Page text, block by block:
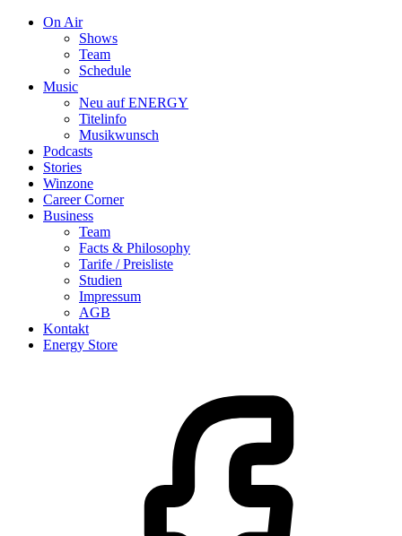
On Air
Shows
Team
Schedule
Music
Neu auf ENERGY
Titelinfo
Musikwunsch
Podcasts
Stories
Winzone
Career Corner
Business
Team
Facts & Philosophy
Tarife / Preisliste
Studien
Impressum
AGB
Kontakt
Energy Store